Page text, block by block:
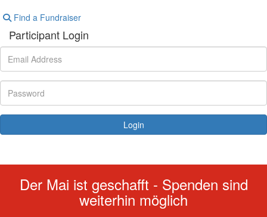
Find a Fundraiser
Participant Login
Login
Der Mai ist geschafft - Spenden sind
weiterhin möglich